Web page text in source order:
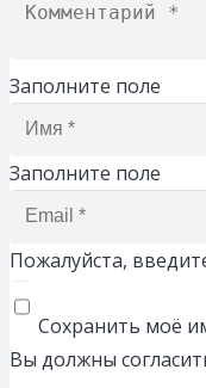
Заполните поле
Заполните поле
Пожалуйста,
Сохранить моё
Вы должны